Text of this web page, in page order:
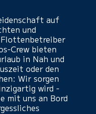
auf
und
Flottenbetreiber
Crew bieten
in Nah und
oder den
Wir sorgen
wird -
mit uns an Bord